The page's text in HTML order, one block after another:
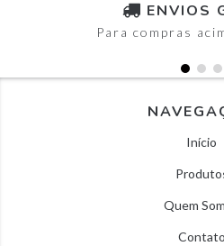
ENVIOS
Para compras
Início
Quem
Contato